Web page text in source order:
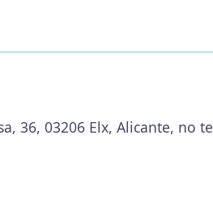
36, 03206 Elx, Alicante, no te